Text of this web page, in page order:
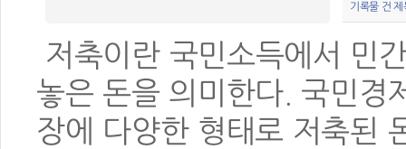
기록물 건 제
저축이란 국민소득에서 민
놓은 돈을 의미한다. 국민경
장에 다양한 형태로 저축된